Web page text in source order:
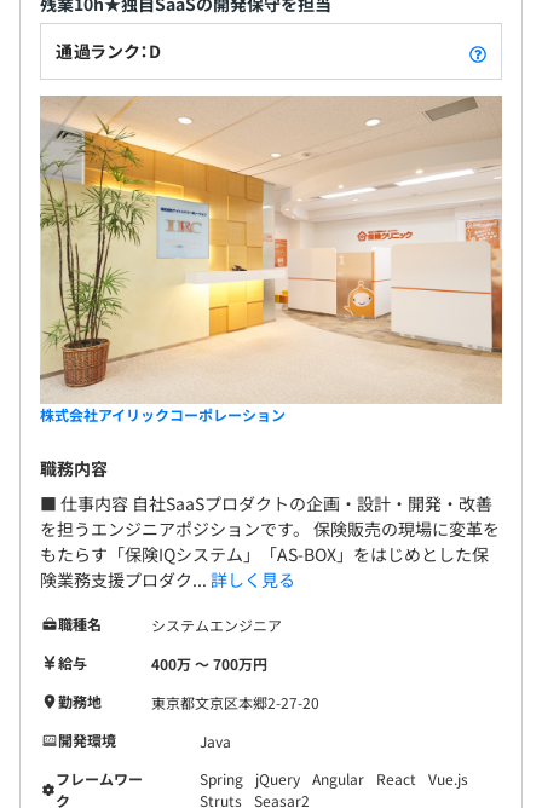
独自の保険販売支援システムです。
商品検索・比較、ライフプラン作成、申込書出力、意向把
握、提案履歴管理など、保険提案業務に必要な機能をワン
ストップで提供しています。
また、保険業法改正にも対応しており、販売品質向上とコ
ンプライアンス強化の両立を支援しています。
◆ AI-OCRソリューション開発
保険業界における紙帳票・申込書処理の効率化を目的に、
AI-OCRを活用した業務改善ソリューションの開発も行っ
ています。
紙中心で運用されてきた業務をデジタル化し、入力業務の
当社では、エンジニアの継続的なスキルアップを支援する
ため、以下のような環境を整えています。
・外部研修・セミナー参加費を会社が全額負担
・必要に応じて新技術の調査・検証を実施可能
・レビュー・相談を行いながら開発を進めるチーム文化
・保険業界未経験でも業務知識をキャッチアップできる体
各種社会保険完備（健康保険・厚生年金保険・雇用保険・
労災保険）
無期雇用
6ヶ月（条件に変更なし）
通過ランク：D
株式会社アイリックコーポレーション
職務内容
■ 仕事内容 自社SaaSプロダクトの企画・設計・開発・改善
を担うエンジニアポジションです。 保険販売の現場に変革を
もたらす「保険IQシステム」「AS-BOX」をはじめとした保
険業務支援プロダク... 詳しく見る
職種名
システムエンジニア
給与
400万 〜 700万円
勤務地
東京都文京区本郷2-27-20
開発環境
Java
フレームワー
ク
Spring jQuery Angular React
Vue.js
Struts Seasar2